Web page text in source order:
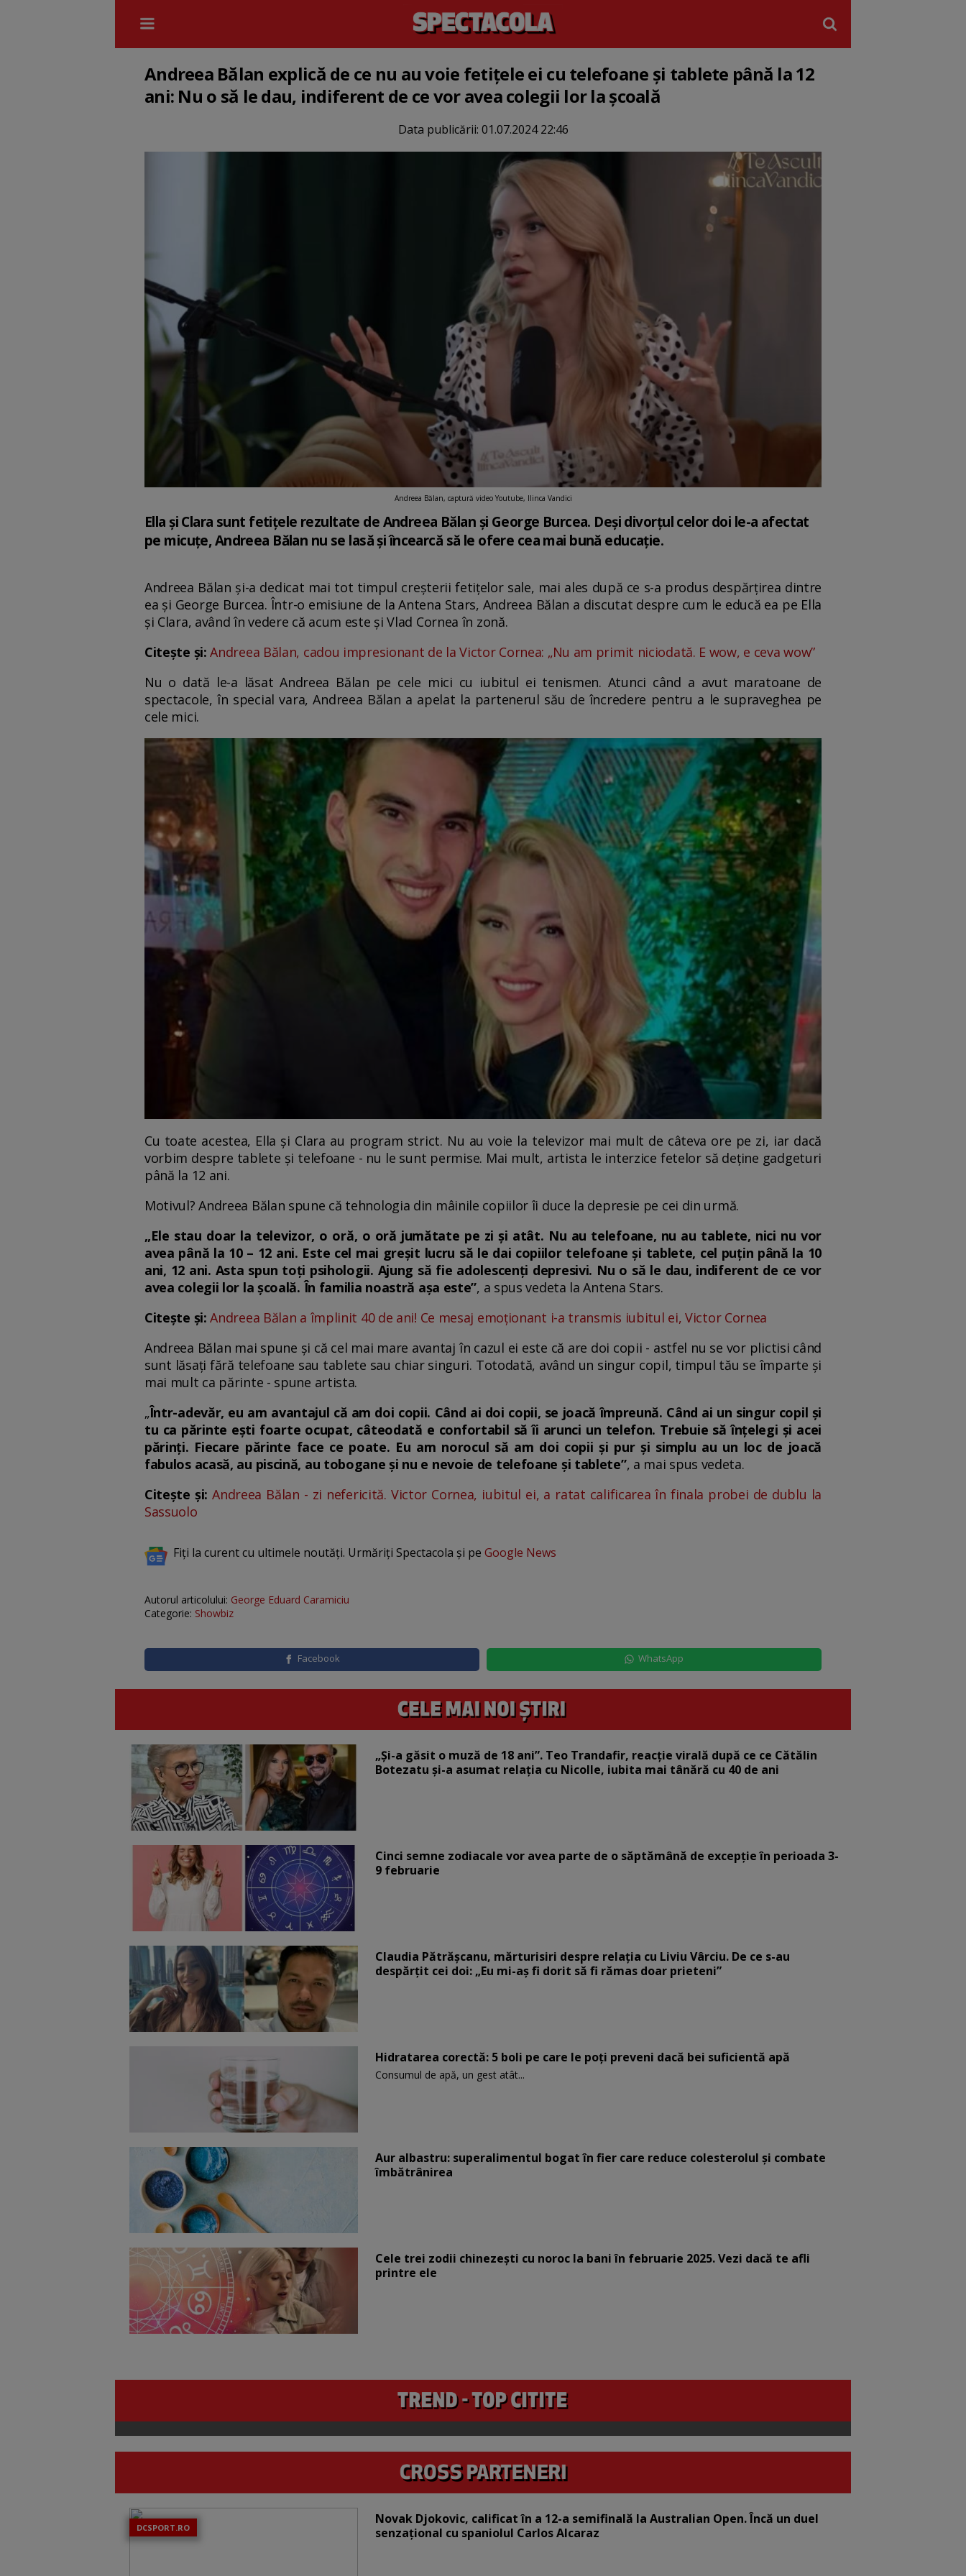
Andreea Bălan explică de ce nu au voie fetițele ei cu telefoane și tablete până la 12
ani: Nu o să le dau, indiferent de ce vor avea colegii lor la școală
Data publicării: 01.07.2024 22:46
Andreea Bălan, captură video Youtube, Ilinca Vandici
Ella și Clara sunt fetițele rezultate de Andreea Bălan și George Burcea. Deși divorțul celor doi le-a afectat
pe micuțe, Andreea Bălan nu se lasă și încearcă să le ofere cea mai bună educație.
Andreea Bălan și-a dedicat mai tot timpul creșterii fetițelor sale, mai ales după ce s-a produs despărțirea dintre
ea și George Burcea. Într-o emisiune de la Antena Stars, Andreea Bălan a discutat despre cum le educă ea pe Ella
și Clara, având în vedere că acum este și Vlad Cornea în zonă.
Citește și: Andreea Bălan, cadou impresionant de la Victor Cornea: „Nu am primit niciodată. E wow, e ceva wow”
Nu o dată le-a lăsat Andreea Bălan pe cele mici cu iubitul ei tenismen. Atunci când a avut maratoane de
spectacole, în special vara, Andreea Bălan a apelat la partenerul său de încredere pentru a le supraveghea pe
cele mici.
Cu toate acestea, Ella și Clara au program strict. Nu au voie la televizor mai mult de câteva ore pe zi, iar dacă
vorbim despre tablete și telefoane - nu le sunt permise. Mai mult, artista le interzice fetelor să deține gadgeturi
până la 12 ani.
Motivul? Andreea Bălan spune că tehnologia din mâinile copiilor îi duce la depresie pe cei din urmă.
„Ele stau doar la televizor, o oră, o oră jumătate pe zi și atât. Nu au telefoane, nu au tablete, nici nu vor
avea până la 10 – 12 ani. Este cel mai greșit lucru să le dai copiilor telefoane și tablete, cel puțin până la 10
ani, 12 ani. Asta spun toți psihologii. Ajung să fie adolescenți depresivi. Nu o să le dau, indiferent de ce vor
avea colegii lor la școală. În familia noastră așa este”, a spus vedeta la Antena Stars.
Citește și: Andreea Bălan a împlinit 40 de ani! Ce mesaj emoționant i-a transmis iubitul ei, Victor Cornea
Andreea Bălan mai spune și că cel mai mare avantaj în cazul ei este că are doi copii - astfel nu se vor plictisi când
sunt lăsați fără telefoane sau tablete sau chiar singuri. Totodată, având un singur copil, timpul tău se împarte și
mai mult ca părinte - spune artista.
„Într-adevăr, eu am avantajul că am doi copii. Când ai doi copii, se joacă împreună. Când ai un singur copil și
tu ca părinte ești foarte ocupat, câteodată e confortabil să îi arunci un telefon. Trebuie să înțelegi și acei
părinți. Fiecare părinte face ce poate. Eu am norocul să am doi copii și pur și simplu au un loc de joacă
fabulos acasă, au piscină, au tobogane și nu e nevoie de telefoane și tablete”, a mai spus vedeta.
Citește și: Andreea Bălan - zi nefericită. Victor Cornea, iubitul ei, a ratat calificarea în finala probei de dublu la
Sassuolo
Fiți la curent cu ultimele noutăți. Urmăriți Spectacola și pe Google News
Autorul articolului: George Eduard Caramiciu
Categorie: Showbiz
Facebook WhatsApp
„Și-a găsit o muză de 18 ani”. Teo Trandafir, reacție virală după ce ce Cătălin
Botezatu și-a asumat relația cu Nicolle, iubita mai tânără cu 40 de ani
Cinci semne zodiacale vor avea parte de o săptămână de excepție în perioada 3-
9 februarie
Claudia Pătrășcanu, mărturisiri despre relația cu Liviu Vârciu. De ce s-au
despărțit cei doi: „Eu mi-aș fi dorit să fi rămas doar prieteni”
Hidratarea corectă: 5 boli pe care le poți preveni dacă bei suficientă apă
Consumul de apă, un gest atât...
Aur albastru: superalimentul bogat în fier care reduce colesterolul și combate
îmbătrânirea
Cele trei zodii chinezești cu noroc la bani în februarie 2025. Vezi dacă te afli
printre ele
DCSPORT.RO
Novak Djokovic, calificat în a 12-a semifinală la Australian Open. Încă un duel
senzațional cu spaniolul Carlos Alcaraz